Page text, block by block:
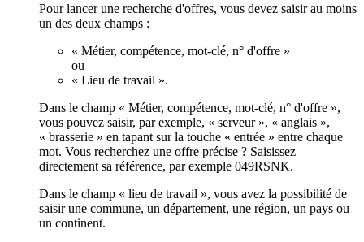
Pour lancer une recherche d'offres, vous devez saisir au moins
un des deux champs :
« Métier, compétence, mot-clé, n° d'offre »
ou
« Lieu de travail ».
Dans le champ « Métier, compétence, mot-clé, n° d'offre »,
vous pouvez saisir, par exemple, « serveur », « anglais »,
« brasserie » en tapant sur la touche « entrée » entre chaque
mot. Vous recherchez une offre précise ? Saisissez
directement sa référence, par exemple 049RSNK.
Dans le champ « lieu de travail », vous avez la possibilité de
saisir une commune, un département, une région, un pays ou
un continent.